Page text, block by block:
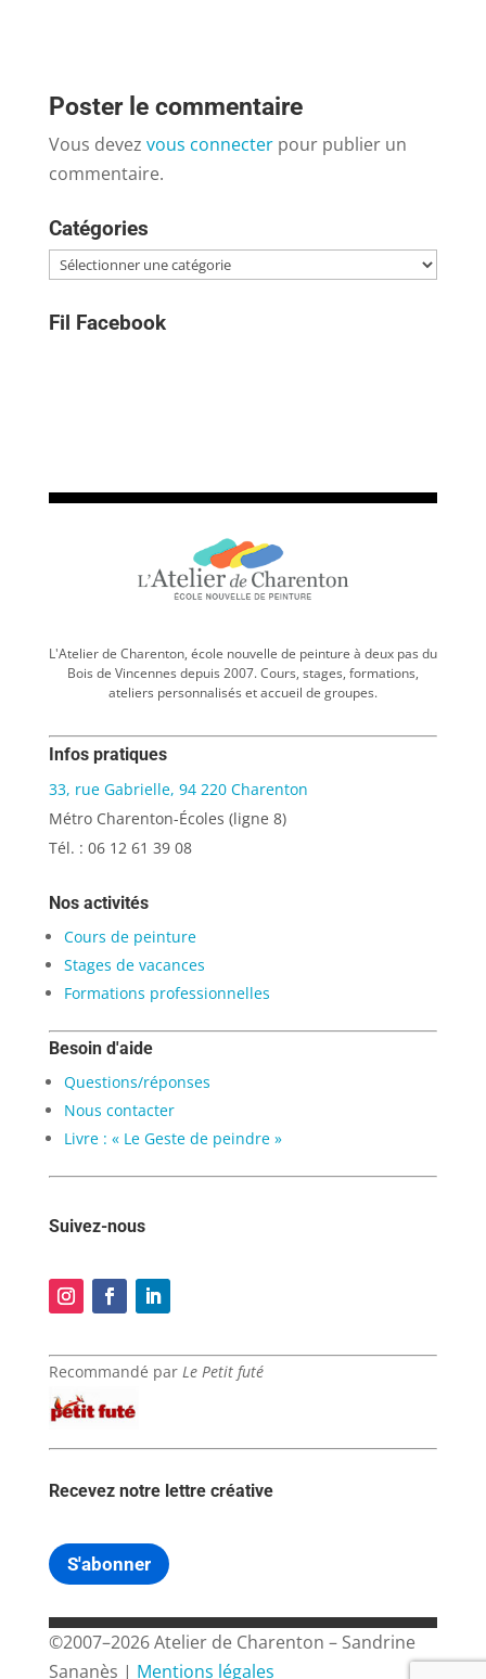
Poster le commentaire
Vous devez vous connecterpour publier un
commentaire.
Catégories
Catégories
Fil Facebook
L'Atelier de Charenton, école nouvelle de peinture à deux pas du
Bois de Vincennes depuis 2007. Cours, stages, formations,
ateliers personnalisés et accueil de groupes.
Infos pratiques
33, rue Gabrielle, 94 220 Charenton
Métro Charenton-Écoles (ligne 8)
Tél. : 06 12 61 39 08
Nos activités
Cours de peinture
Stages de vacances
Formations professionnelles
Besoin d'aide
Questions/réponses
Nous contacter
Livre : « Le Geste de peindre »
Suivez-nous
Recommandé par Le Petit futé
Recevez notre lettre créative
S'abonner
©2007–2026 Atelier de Charenton – Sandrine
Sananès | Mentions légales